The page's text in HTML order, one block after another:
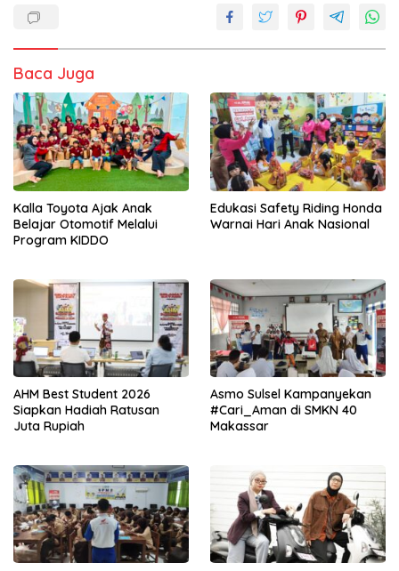
Baca Juga
Kalla Toyota Ajak Anak
Belajar Otomotif Melalui
Program KIDDO
Edukasi Safety Riding Honda
Warnai Hari Anak Nasional
AHM Best Student 2026
Siapkan Hadiah Ratusan
Juta Rupiah
Asmo Sulsel Kampanyekan
#Cari_Aman di SMKN 40
Makassar